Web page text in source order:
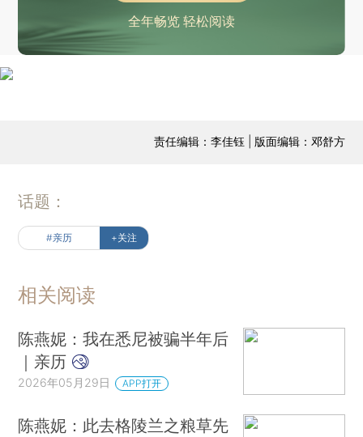
全年畅览 轻松阅读
责任编辑：李佳钰 | 版面编辑：邓舒方
话题：
#亲历 +关注
相关阅读
陈燕妮：我在悉尼被骗半年后
｜亲历
2026年05月29日 APP打开
陈燕妮：此去格陵兰之粮草先